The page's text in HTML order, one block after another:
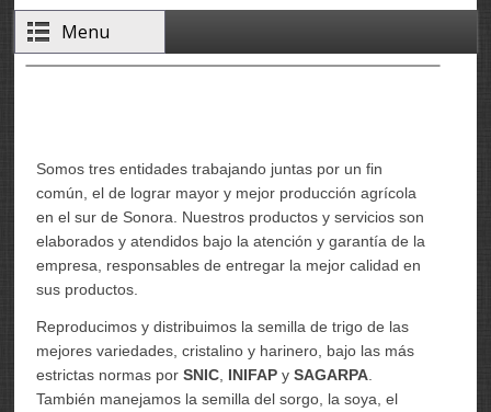
Menu
Somos tres entidades trabajando juntas por un fin
común, el de lograr mayor y mejor producción agrícola
en el sur de Sonora. Nuestros productos y servicios son
elaborados y atendidos bajo la atención y garantía de la
empresa, responsables de entregar la mejor calidad en
sus productos.
Reproducimos y distribuimos la semilla de trigo de las
mejores variedades, cristalino y harinero, bajo las más
estrictas normas porSNIC INIFAPySAGARPA
También manejamos la semilla del sorgo, la soya, el